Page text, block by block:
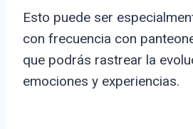
Esto puede ser
con frecuencia con
que podrás rastrear la
emociones y experiencias.